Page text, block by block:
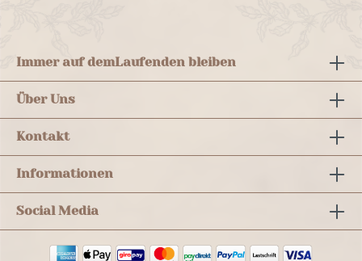
Immer auf demLaufenden bleiben
Über Uns
Kontakt
Informationen
Social Media